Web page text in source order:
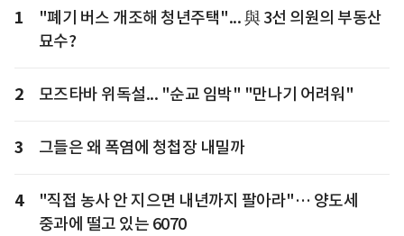
1
"폐기 버스 개조해 청년주택"... 與 3선 의원의 부동산
묘수?
2 모즈타바 위독설... "순교 임박" "만나기 어려워"
3 그들은 왜 폭염에 청첩장 내밀까
4
"직접 농사 안 지으면 내년까지 팔아라"… 양도세
중과에 떨고 있는 6070